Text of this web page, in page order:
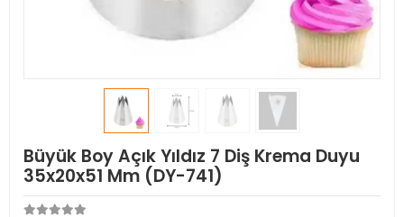
Büyük Boy Açık Yıldız 7 Diş Krema Duyu
35x20x51 Mm (DY-741)